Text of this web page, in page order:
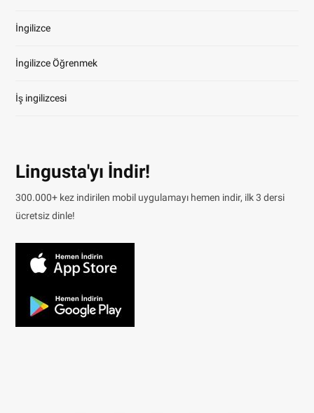
İngilizce
İngilizce Öğrenmek
İş ingilizcesi
Lingusta'yı İndir!
300.000+ kez indirilen mobil uygulamayı hemen indir, ilk 3 dersi
ücretsiz dinle!